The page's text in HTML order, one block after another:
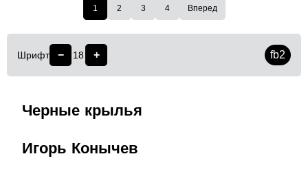
1 2 3 4 Вперед
Шрифт − 18 + fb2
Черные крылья
Игорь Конычев